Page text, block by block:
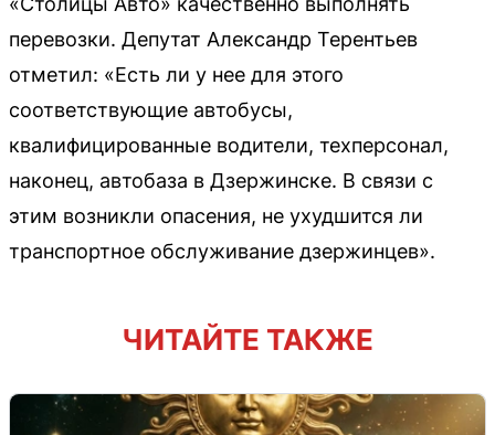
перевозки. Депутат Александр Терентьев
отметил: «Есть ли у нее для этого
соответствующие автобусы,
квалифицированные водители, техперсонал,
наконец, автобаза в Дзержинске. В связи с
этим возникли опасения, не ухудшится ли
транспортное обслуживание дзержинцев».
ЧИТАЙТЕ ТАКЖЕ